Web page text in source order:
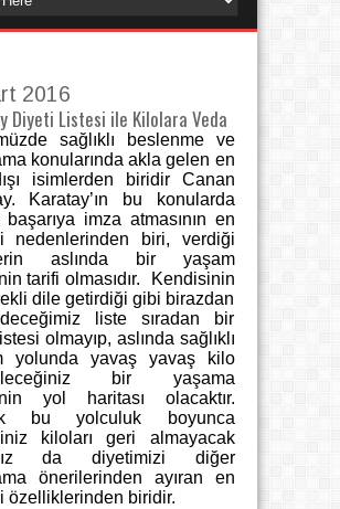
2016
Diyeti Listesi ile Kilolara Veda
sağlıklı beslenme ve
konularında akla gelen en
isimlerden biridir Canan
Karatay’ın bu konularda
başarıya imza atmasının en
nedenlerinden biri, verdiği
aslında bir yaşam
tarifi olmasıdır. Kendisinin
dile getirdiği gibi birazdan
liste sıradan bir
olmayıp, aslında sağlıklı
yolunda yavaş yavaş kilo
bir yaşama
yol haritası olacaktır.
bu yolculuk boyunca
kiloları geri almayacak
da diyetimizi diğer
önerilerinden ayıran en
özelliklerinden biridir.